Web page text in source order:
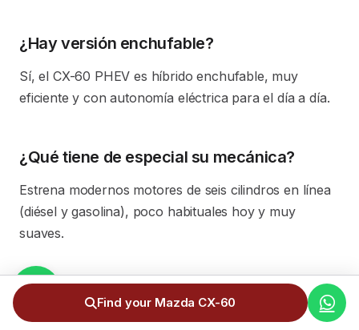
¿Hay versión enchufable?
Sí, el CX-60 PHEV es híbrido enchufable, muy
eficiente y con autonomía eléctrica para el día a día.
¿Qué tiene de especial su mecánica?
Estrena modernos motores de seis cilindros en línea
(diésel y gasolina), poco habituales hoy y muy
suaves.
¿Es un SUV premium?
Sí, el CX-60 es la apuesta de Mazda por el segmento
Find your Mazda CX-60